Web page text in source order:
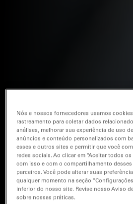
Nós e nossos fornecedores usamos
rastreamento para coletar dados
análises, melhorar sua experiência de uso
anúncios e conteúdo personalizados com
esses e outros sites e permitir que você
redes sociais. Ao clicar em “Aceitar todos
com isso e com o compartilhamento
parceiros. Você pode alterar suas
qualquer momento na seção
inferior do nosso site. Revise nosso Aviso
sobre nossas práticas.